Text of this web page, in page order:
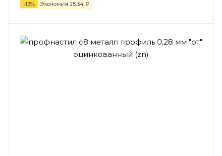
-13% Экономия 25.34 ₽